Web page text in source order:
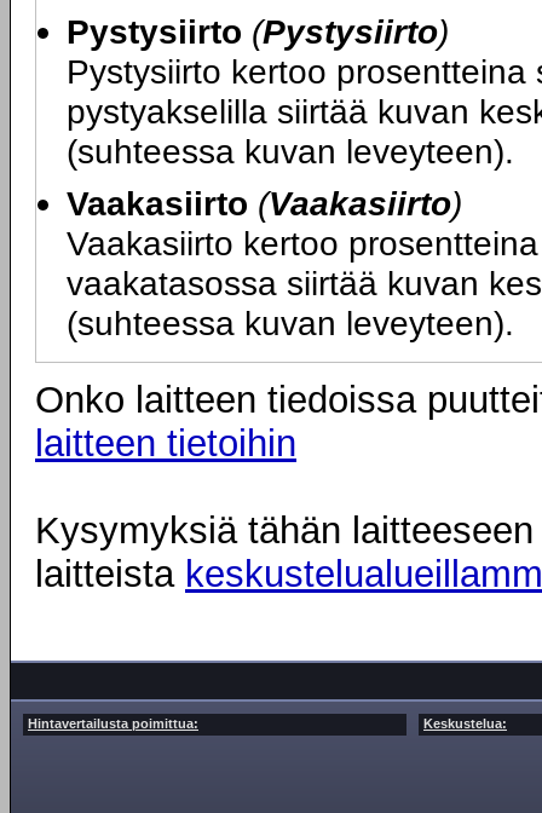
Pystysiirto (Pystysiirto)
Pystysiirto kertoo
pystyakselilla siirtää kuvan
(suhteessa kuvan leveyteen).
Vaakasiirto (Vaakasiirto)
Vaakasiirto kertoo
vaakatasossa siirtää kuvan
(suhteessa kuvan leveyteen).
Onko laitteen tiedoissa
laitteen tietoihin
Kysymyksiä tähän
laitteista
Hintavertailusta poimittua: Keskustelua: